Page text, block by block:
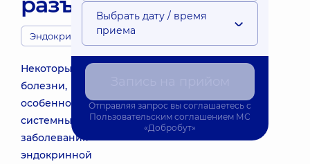
Эндокринологи
Некоторые
болезни,
особенно
системные
заболевания
эндокринной
Выбрать дату / время
приема
Отправляя запрос вы соглашаетесь с
Пользовательским соглашением МС
«Добробут»